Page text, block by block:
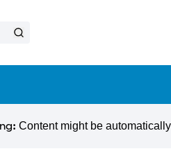
Content might be